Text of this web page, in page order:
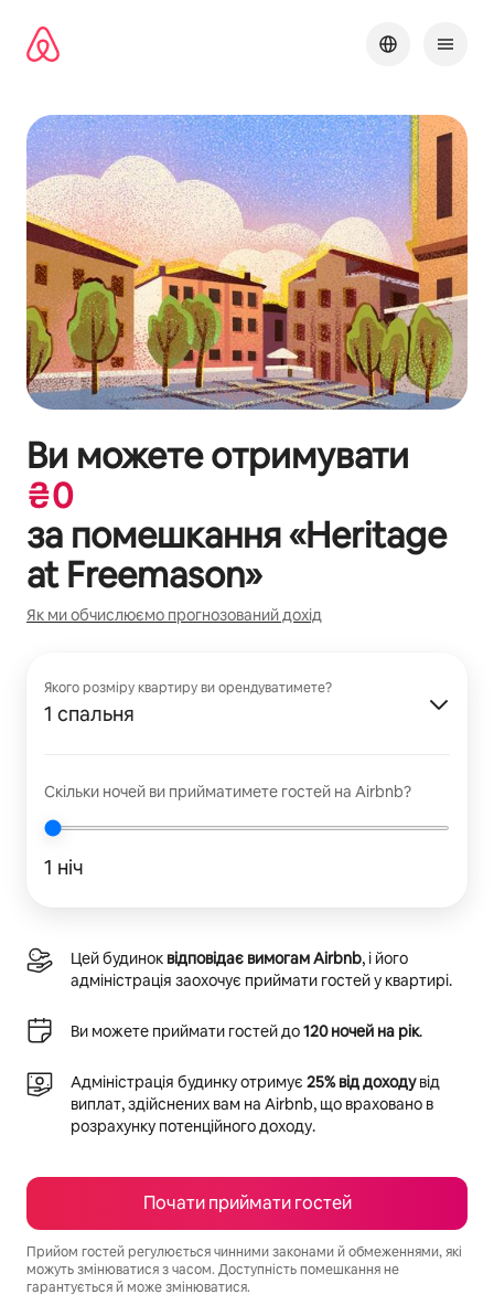
вмісту
Ви можете отримувати
₴0
за помешкання «Heritage
at Freemason»
Як ми обчислюємо прогнозований дохід
Якого розміру квартиру ви орендуватимете?
1 спальня
Скільки ночей ви прийматимете гостей на Airbnb?
1 ніч
Цей будинок відповідає вимогам Airbnb, і його
адміністрація заохочує приймати гостей у квартирі.
Ви можете приймати гостей до120 ночей на рік.
Адміністрація будинку отримує 25% від доходувід
виплат, здійснених вам на Airbnb, що враховано в
розрахунку потенційного доходу.
Почати приймати гостей
Прийом гостей регулюється чинними законами й обмеженнями, які
можуть змінюватися з часом. Доступність помешкання не
гарантується й може змінюватися.